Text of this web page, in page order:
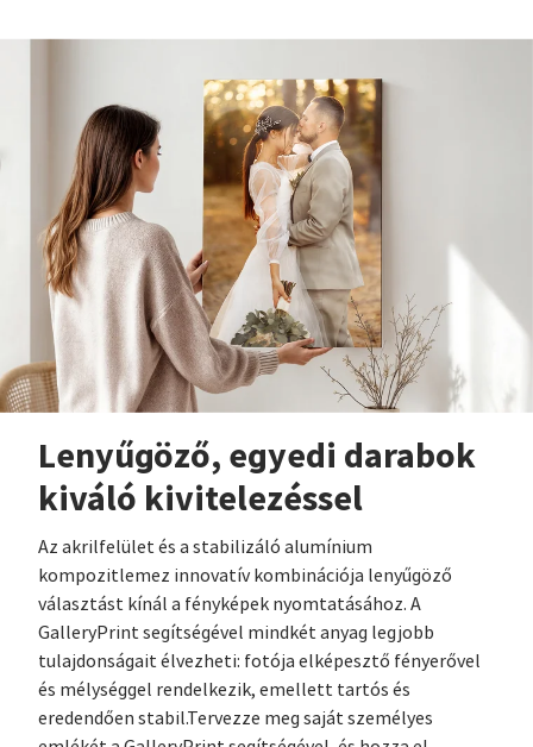
Lenyűgöző, egyedi darabok
kiváló kivitelezéssel
Az akrilfelület és a stabilizáló alumínium
kompozitlemez innovatív kombinációja lenyűgöző
választást kínál a fényképek nyomtatásához. A
GalleryPrint segítségével mindkét anyag legjobb
tulajdonságait élvezheti: fotója elképesztő fényerővel
és mélységgel rendelkezik, emellett tartós és
eredendően stabil.Tervezze meg saját személyes